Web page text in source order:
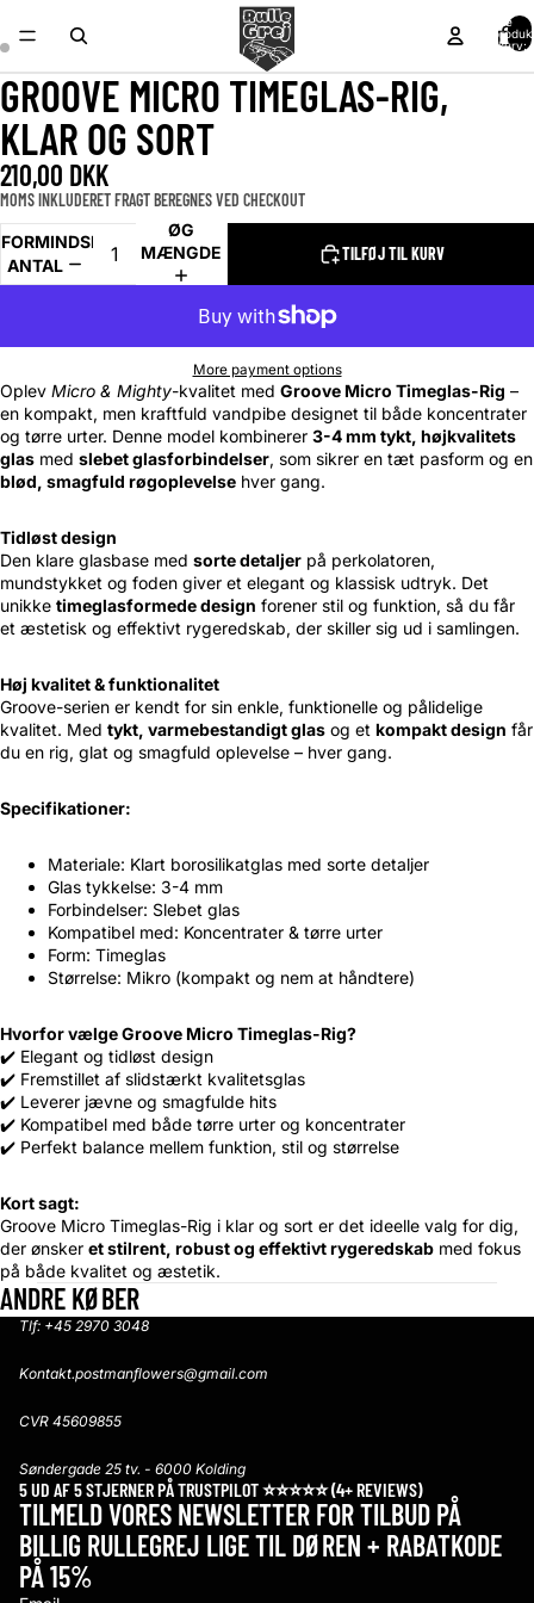
Alle
i kurv:
GROOVE MICRO TIMEGLAS-RIG,
KLAR OG SORT
210,00 DKK
MOMS INKLUDERET FRAGT BEREGNES VED CHECKOUT
FORMINDSK
ANTAL
ØG
MÆNGDE
TILFØJ TIL KURV
More payment options
Oplev Micro & Mighty-kvalitet med Groove Micro Timeglas-Rig –
en kompakt, men kraftfuld vandpibe designet til både koncentrater
og tørre urter. Denne model kombinerer 3-4 mm tykt, højkvalitets
glas med slebet glasforbindelser, som sikrer en tæt pasform og en
blød, smagfuld røgoplevelse hver gang.
Tidløst design
Den klare glasbase med sorte detaljer på perkolatoren,
mundstykket og foden giver et elegant og klassisk udtryk. Det
unikke timeglasformede design forener stil og funktion, så du får
et æstetisk og effektivt rygeredskab, der skiller sig ud i samlingen.
Høj kvalitet & funktionalitet
Groove-serien er kendt for sin enkle, funktionelle og pålidelige
kvalitet. Med tykt, varmebestandigt glas og et kompakt design får
du en rig, glat og smagfuld oplevelse – hver gang.
Specifikationer:
Materiale: Klart borosilikatglas med sorte detaljer
Glas tykkelse: 3-4 mm
Forbindelser: Slebet glas
Kompatibel med: Koncentrater & tørre urter
Form: Timeglas
Størrelse: Mikro (kompakt og nem at håndtere)
Hvorfor vælge Groove Micro Timeglas-Rig?
✔️ Elegant og tidløst design
✔️ Fremstillet af slidstærkt kvalitetsglas
✔️ Leverer jævne og smagfulde hits
✔️ Kompatibel med både tørre urter og koncentrater
✔️ Perfekt balance mellem funktion, stil og størrelse
Kort sagt:
Groove Micro Timeglas-Rig i klar og sort er det ideelle valg for dig,
der ønsker et stilrent, robust og effektivt rygeredskab med fokus
på både kvalitet og æstetik.
ANDRE KØBER
Tlf: +45 2970 3048
Kontakt.postmanflowers@gmail.com
CVR 45609855
Søndergade 25 tv. - 6000 Kolding
5 UD AF 5 STJERNER PÅTRUSTPILOT⭐️⭐️⭐️⭐️⭐️ (4+ REVIEWS)
TILMELD VORES NEWSLETTER FOR TILBUD PÅ
BILLIG RULLEGREJ LIGE TIL DØREN + RABATKODE
PÅ 15%